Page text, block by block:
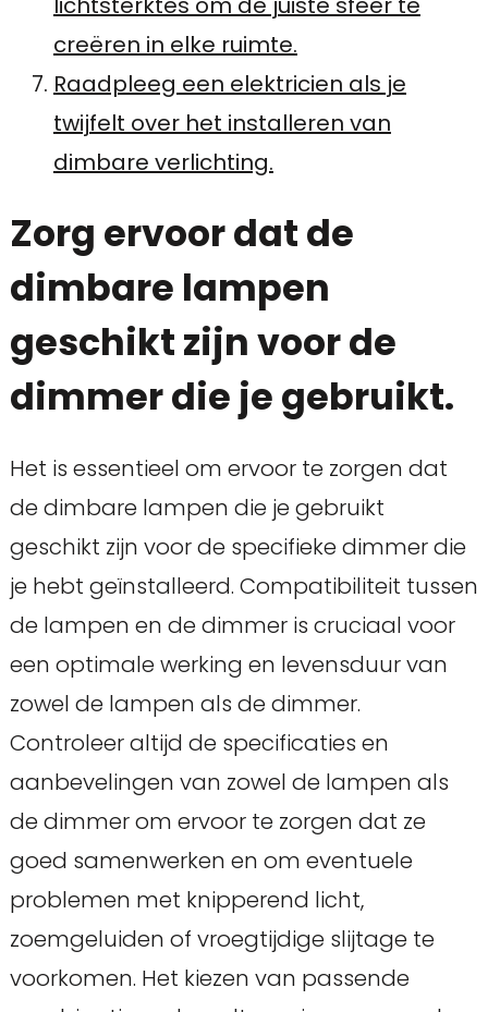
creëren in elke ruimte.
Raadpleeg een elektricien als je
twijfelt over het installeren van
dimbare verlichting.
Zorg ervoor dat de
dimbare lampen
geschikt zijn voor de
dimmer die je gebruikt.
Het is essentieel om ervoor te zorgen dat
de dimbare lampen die je gebruikt
geschikt zijn voor de specifieke dimmer die
je hebt geïnstalleerd. Compatibiliteit tussen
de lampen en de dimmer is cruciaal voor
een optimale werking en levensduur van
zowel de lampen als de dimmer.
Controleer altijd de specificaties en
aanbevelingen van zowel de lampen als
de dimmer om ervoor te zorgen dat ze
goed samenwerken en om eventuele
problemen met knipperend licht,
zoemgeluiden of vroegtijdige slijtage te
voorkomen. Het kiezen van passende